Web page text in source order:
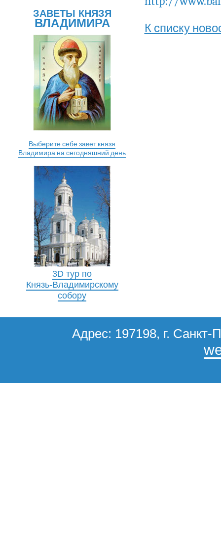
ЗАВЕТЫ КНЯЗЯ
ВЛАДИМИРА
Выберите себе завет князя
Владимира на сегодняшний день
3D тур по
Князь-Владимирскому
собору
К списку
Адрес: 197198, г. Санкт-